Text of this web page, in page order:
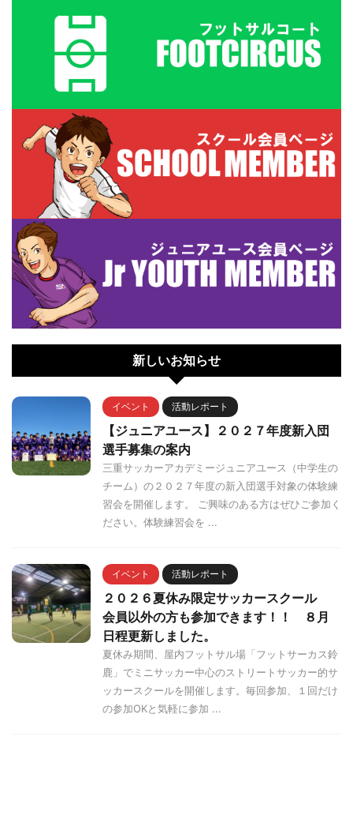
新しいお知らせ
イベント 活動レポート
【ジュニアユース】２０２７年度新入団
選手募集の案内
三重サッカーアカデミージュニアユース（中学生の
チーム）の２０２７年度の新入団選手対象の体験練
習会を開催します。 ご興味のある方はぜひご参加く
ださい。体験練習会を ...
イベント 活動レポート
２０２６夏休み限定サッカースクール
会員以外の方も参加できます！！ ８月
日程更新しました。
夏休み期間、屋内フットサル場「フットサーカス鈴
鹿」でミニサッカー中心のストリートサッカー的サ
ッカースクールを開催します。毎回参加、１回だけ
の参加OKと気軽に参加 ...